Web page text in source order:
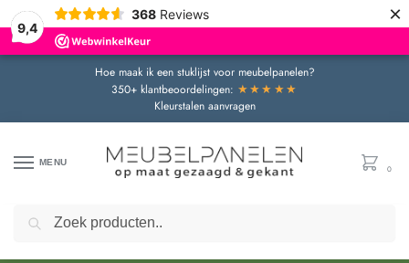
9,4
368 Reviews ×
Hoe maak ik een stuklijst voor meubelpanelen?
350+ klantbeoordelingen: ★★★★★
Kleurstalen aanvragen
MENU
0
Door de bouwvakperiode geldt momenteel een extra levertijd van circa 3 weken